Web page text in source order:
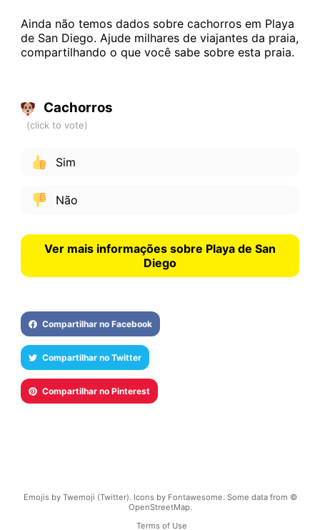
Ainda não temos dados sobre cachorros em Playa
de San Diego. Ajude milhares de viajantes da praia,
compartilhando o que você sabe sobre esta praia.
Cachorros
Sim
Não
Ver mais informações sobre Playa de San
Diego
Compartilhar no Facebook
Compartilhar no Twitter
Compartilhar no Pinterest
Emojis by Twemoji (Twitter). Icons by Fontawesome. Some data from ©
OpenStreetMap.
Terms of Use